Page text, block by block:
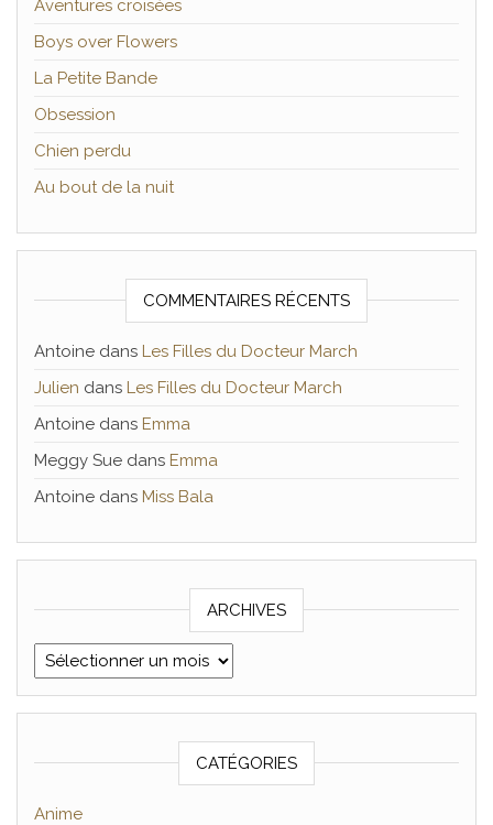
Aventures croisées
Boys over Flowers
La Petite Bande
Obsession
Chien perdu
Au bout de la nuit
COMMENTAIRES RÉCENTS
Antoine dans Les Filles du Docteur March
Julien dans Les Filles du Docteur March
Antoine dans Emma
Meggy Sue dans Emma
Antoine dans Miss Bala
ARCHIVES
Archives
CATÉGORIES
Anime